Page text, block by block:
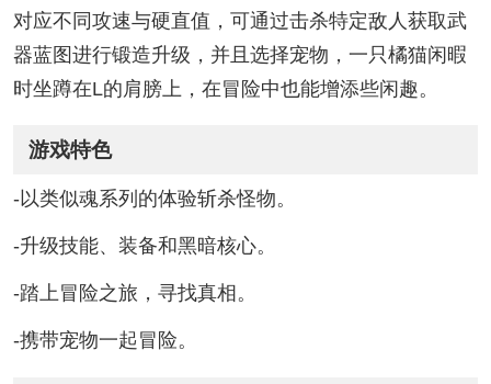
对应不同攻速与硬直值，可通过击杀特定敌人获取武
器蓝图进行锻造升级，并且选择宠物，一只橘猫闲暇
时坐蹲在L的肩膀上，在冒险中也能增添些闲趣。
游戏特色
-以类似魂系列的体验斩杀怪物。
-升级技能、装备和黑暗核心。
-踏上冒险之旅，寻找真相。
-携带宠物一起冒险。